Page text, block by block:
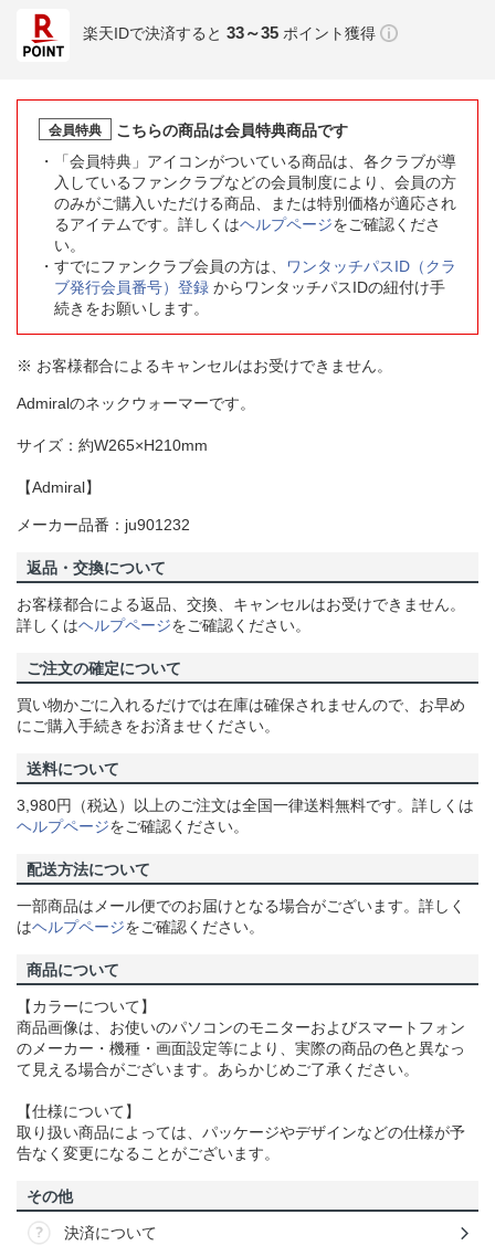
楽天IDで決済すると 33～35 ポイント獲得
会員特典
こちらの商品は会員特典商品です
「会員特典」アイコンがついている商品は、各クラブが導
入しているファンクラブなどの会員制度により、会員の方
のみがご購入いただける商品、または特別価格が適応され
るアイテムです。詳しくはヘルプページをご確認くださ
い。
すでにファンクラブ会員の方は、
ワンタッチパスID（クラ
ブ発行会員番号）登録 からワンタッチパスIDの紐付け手
続きをお願いします。
※ お客様都合によるキャンセルはお受けできません。
Admiralのネックウォーマーです。
サイズ：約W265×H210mm
【Admiral】
メーカー品番：ju901232
返品・交換について
お客様都合による返品、交換、キャンセルはお受けできません。
詳しくはヘルプページをご確認ください。
ご注文の確定について
買い物かごに入れるだけでは在庫は確保されませんので、お早め
にご購入手続きをお済ませください。
送料について
3,980円（税込）以上のご注文は全国一律送料無料です。詳しくは
ヘルプページをご確認ください。
配送方法について
一部商品はメール便でのお届けとなる場合がございます。詳しく
はヘルプページをご確認ください。
商品について
【カラーについて】
商品画像は、お使いのパソコンのモニターおよびスマートフォン
のメーカー・機種・画面設定等により、実際の商品の色と異なっ
て見える場合がございます。あらかじめご了承ください。
【仕様について】
取り扱い商品によっては、パッケージやデザインなどの仕様が予
告なく変更になることがございます。
その他
決済について